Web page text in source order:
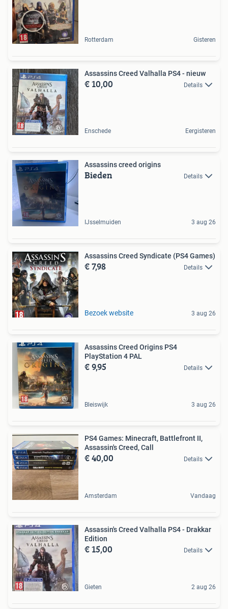
Rotterdam Gisteren
Assassins Creed Valhalla PS4 - nieuw
€ 10,00 Details
Enschede Eergisteren
Assassins creed origins
Bieden Details
IJsselmuiden 3 aug 26
Assassins Creed Syndicate (PS4 Games)
€ 7,98 Details
Bezoek website 3 aug 26
Assassins Creed Origins PS4
PlayStation 4 PAL
€ 9,95 Details
Bleiswijk 3 aug 26
PS4 Games: Minecraft, Battlefront II,
Assassin's Creed, Call
€ 40,00 Details
Amsterdam Vandaag
Assassin's Creed Valhalla PS4 - Drakkar
Edition
€ 15,00 Details
Gieten 2 aug 26